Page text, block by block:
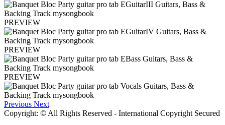
PREVIEW
PREVIEW
PREVIEW
Previous Next
Copyright: © All Rights Reserved - International Copyright Secured